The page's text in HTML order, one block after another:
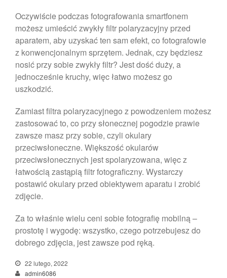
Oczywiście podczas fotografowania smartfonem
możesz umieścić zwykły filtr polaryzacyjny przed
aparatem, aby uzyskać ten sam efekt, co fotografowie
z konwencjonalnym sprzętem. Jednak, czy będziesz
nosić przy sobie zwykły filtr? Jest dość duży, a
jednocześnie kruchy, więc łatwo możesz go
uszkodzić.
Zamiast filtra polaryzacyjnego z powodzeniem możesz
zastosować to, co przy słonecznej pogodzie prawie
zawsze masz przy sobie, czyli okulary
przeciwsłoneczne. Większość okularów
przeciwsłonecznych jest spolaryzowana, więc z
łatwością zastąpią filtr fotograficzny. Wystarczy
postawić okulary przed obiektywem aparatu i zrobić
zdjęcie.
Za to właśnie wielu ceni sobie fotografię mobilną –
prostotę i wygodę: wszystko, czego potrzebujesz do
dobrego zdjęcia, jest zawsze pod ręką.
22 lutego, 2022
admin6086